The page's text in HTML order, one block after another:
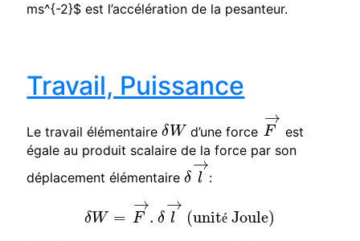
ms^{-2}$ est l’accélération de la pesanteur.
Travail, Puissance
Le travail élémentaireδ W
δ W d’une force F
→
F→ est
égale au produit scalaire de la force par son
déplacement élémentaireδ l
→
δ → :
δW = F
→
. δ l
→
(unitéJoule)
δ W= F→ . δl→ (unité Joule)